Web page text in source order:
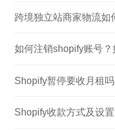
跨境独立站商家物流如
如何注销shopify账号？
Shopify暂停要收月租
Shopify收款方式及设